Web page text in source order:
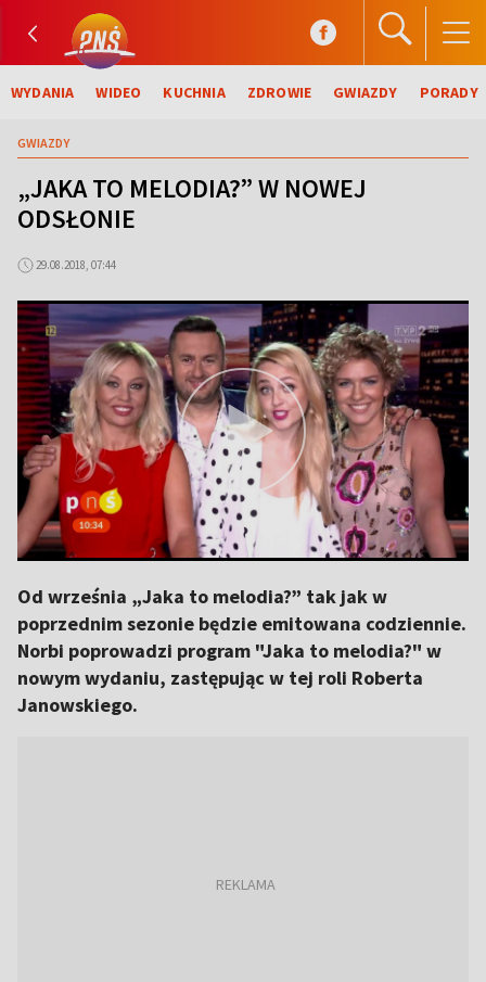
WYDANIA WIDEO KUCHNIA ZDROWIE GWIAZDY PORADY
GWIAZDY
„JAKA TO MELODIA?” W NOWEJ
ODSŁONIE
29.08.2018, 07:44
Od września „Jaka to melodia?” tak jak w
poprzednim sezonie będzie emitowana codziennie.
Norbi poprowadzi program "Jaka to melodia?" w
nowym wydaniu, zastępując w tej roli Roberta
Janowskiego.